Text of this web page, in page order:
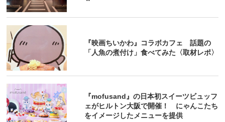
『映画ちいかわ』コラボカフェ 話題の
「人魚の煮付け」食べてみた〈取材レポ〉
『mofusand』の日本初スイーツビュッフ
ェがヒルトン大阪で開催！ にゃんこたち
をイメージしたメニューを提供